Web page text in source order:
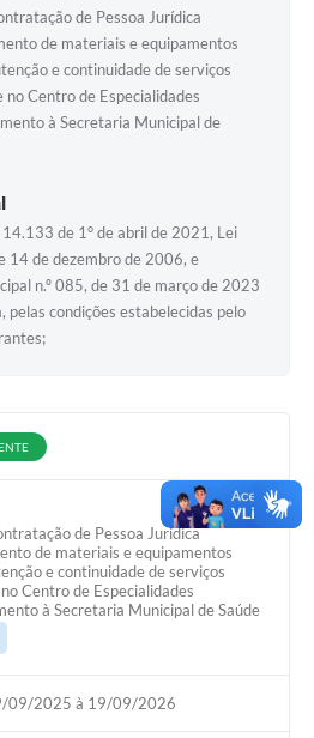
MROSC
de Pessoa Jurídica
de materiais e equipamentos
e continuidade de serviços
no Centro de Especialidades
à Secretaria Municipal de
de 1° de abril de 2021, Lei
14 de dezembro de 2006, e
n.º 085, de 31 de março de 2023
condições estabelecidas pelo
de Pessoa Jurídica
de materiais e equipamentos
e continuidade de serviços
Centro de Especialidades
à Secretaria Municipal de Saúde
09/2025 à 19/09/2026